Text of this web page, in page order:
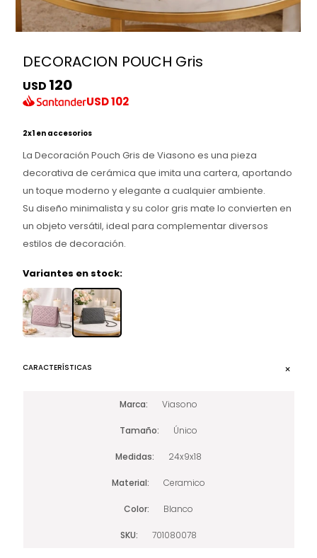
DECORACION POUCH Gris
USD 120
USD102
2x1 en accesorios
La Decoración Pouch Gris de Viasono es una pieza
decorativa de cerámica que imita una cartera, aportando
un toque moderno y elegante a cualquier ambiente.
Su diseño minimalista y su color gris mate lo convierten en
un objeto versátil, ideal para complementar diversos
estilos de decoración.
Variantes en stock:
CARACTERÍSTICAS
Marca Viasono
Tamaño Único
Medidas 24x9x18
Material Ceramico
Color Blanco
SKU 701080078